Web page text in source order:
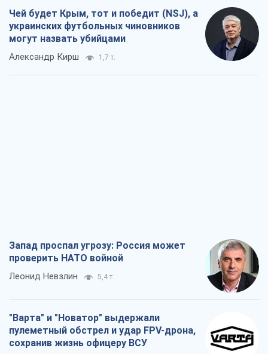
Чей будет Крым, тот и победит (NSJ), а
украинских футбольных чиновников
могут назвать убийцами
Александр Кирш 1,7 т.
Запад проспал угрозу: Россия может
проверить НАТО войной
Леонид Невзлин 5,4 т.
"Варта" и "Новатор" выдержали
пулеметный обстрел и удар FPV-дрона,
сохранив жизнь офицеру ВСУ